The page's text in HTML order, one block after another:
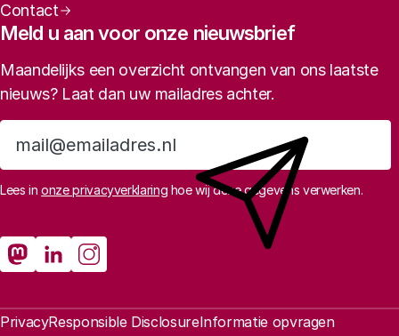
Contact
Meld u aan voor onze nieuwsbrief
Maandelijks een overzicht ontvangen van ons laatste
nieuws? Laat dan uw mailadres achter.
Aanmelden
Lees inonze privacyverklaring hoe wij deze gegevens verwerken.
Sociale media
Rathenau Mastodon
Rathenau LinkedIn
Rathenau Instagram
Juridische informatie
PrivacyResponsible DisclosureInformatie opvragen